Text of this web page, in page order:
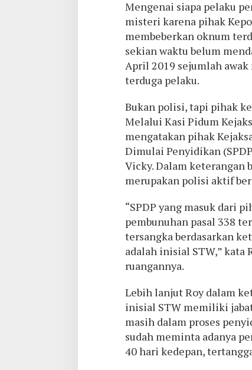
Mengenai siapa pelaku
misteri karena pihak
membeberkan oknum
sekian waktu belum
April 2019 sejumlah
terduga pelaku.
Bukan polisi, tapi pihak
Melalui Kasi Pidum
mengatakan pihak
Dimulai Penyidikan
Vicky. Dalam keterangan
merupakan polisi aktif
“SPDP yang masuk dari
pembunuhan pasal 338
tersangka berdasarkan
adalah inisial STW,” kata
ruangannya.
Lebih lanjut Roy dalam
inisial STW memiliki
masih dalam proses
sudah meminta adanya
40 hari kedepan,